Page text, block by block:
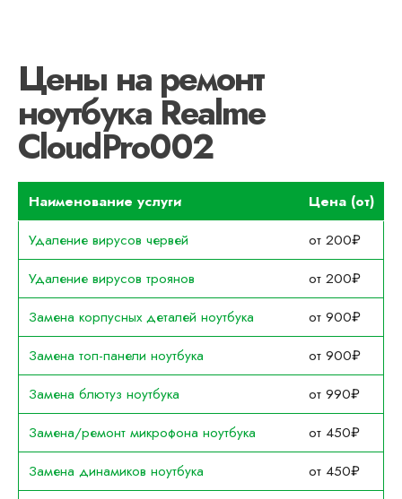
Цены на ремонт
ноутбука Realme
CloudPro002
Наименование услуги
Цена (от)
Удаление вирусов червей
от 200₽
Удаление вирусов троянов
от 200₽
Замена корпусных деталей ноутбука
от 900₽
Замена топ-панели ноутбука
от 900₽
Замена блютуз ноутбука
от 990₽
Замена/ремонт микрофона ноутбука
от 450₽
Замена динамиков ноутбука
от 450₽